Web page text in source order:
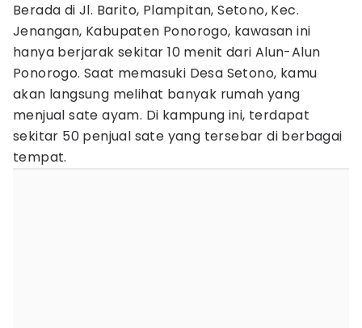
Berada di Jl. Barito, Plampitan, Setono, Kec.
Jenangan, Kabupaten Ponorogo, kawasan ini
hanya berjarak sekitar 10 menit dari Alun-Alun
Ponorogo. Saat memasuki Desa Setono, kamu
akan langsung melihat banyak rumah yang
menjual sate ayam. Di kampung ini, terdapat
sekitar 50 penjual sate yang tersebar di berbagai
tempat.